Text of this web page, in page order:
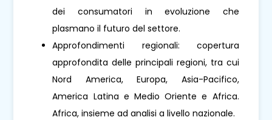
dei consumatori in evoluzione che
plasmano il futuro del settore.
Approfondimenti regionali: copertura
approfondita delle principali regioni, tra cui
Nord America, Europa, Asia-Pacifico,
America Latina e Medio Oriente e Africa.
Africa, insieme ad analisi a livello nazionale.